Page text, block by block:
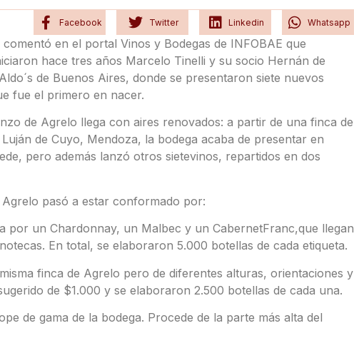
Facebook Twitter Linkedin Whatsapp
en el portal Vinos y Bodegas de INFOBAE que
hace tres años Marcelo Tinelli y su socio Hernán de
de Buenos Aires, donde se presentaron siete nuevos
fue el primero en nacer.
de Agrelo llega con aires renovados: a partir de una finca de
de Cuyo, Mendoza, la bodega acaba de presentar en
pero además lanzó otros sietevinos, repartidos en dos
pasó a estar conformado por:
por un Chardonnay, un Malbec y un CabernetFranc,que llegan
En total, se elaboraron 5.000 botellas de cada etiqueta.
finca de Agrelo pero de diferentes alturas, orientaciones y
de $1.000 y se elaboraron 2.500 botellas de cada una.
de gama de la bodega. Procede de la parte más alta del